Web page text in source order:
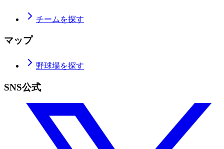
チームを探す
マップ
野球場を探す
SNS公式